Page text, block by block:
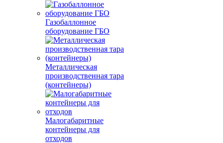
Газобаллонное
оборудование ГБО
Металлическая
производственная тара
(контейнеры)
Малогабаритные
контейнеры для
отходов